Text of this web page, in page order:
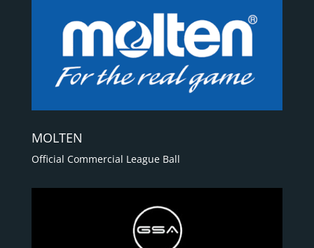
MOLTEN
Official Commercial League Ball